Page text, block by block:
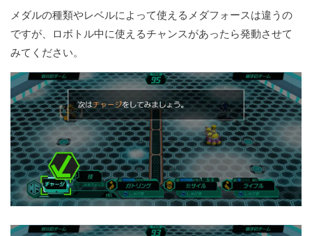
メダルの種類やレベルによって使えるメダフォースは違うの
ですが、ロボトル中に使えるチャンスがあったら発動させて
みてください。